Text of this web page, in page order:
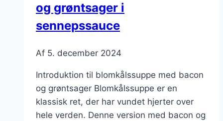
og grøntsager i
sennepssauce
Af 5. december 2024
Introduktion til blomkålssuppe med bacon
og grøntsager Blomkålssuppe er en
klassisk ret, der har vundet hjerter over
hele verden. Denne version med bacon og